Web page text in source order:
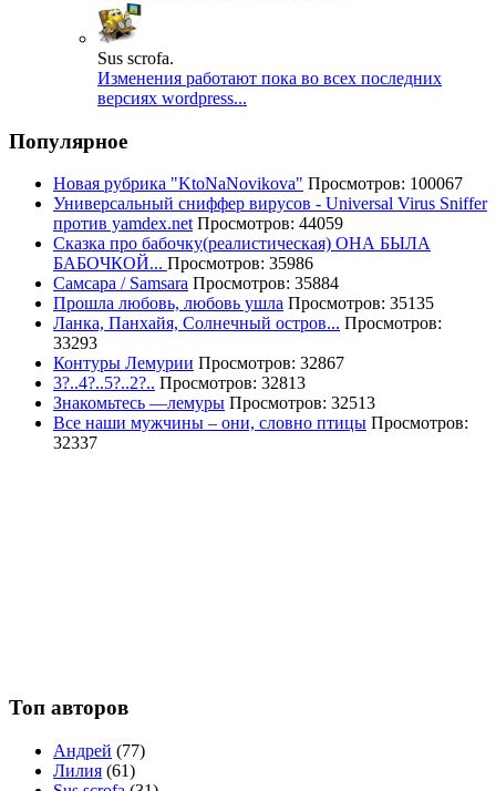
Sus scrofa.
Изменения работают пока во всех последних
версиях wordpress...
Популярное
Новая рубрика "KtoNaNovikova" Просмотров: 100067
Универсальный сниффер вирусов - Universal Virus Sniffer
против yamdex.net Просмотров: 44059
Сказка про бабочку(реалистическая) ОНА БЫЛА
БАБОЧКОЙ... Просмотров: 35986
Самсара / Samsara Просмотров: 35884
Прошла любовь, любовь ушла Просмотров: 35135
Ланка, Панхайя, Солнечный остров... Просмотров:
33293
Контуры Лемурии Просмотров: 32867
3?..4?..5?..2?.. Просмотров: 32813
Знакомьтесь —лемуры Просмотров: 32513
Все наши мужчины – они, словно птицы Просмотров:
32337
Топ авторов
Андрей (77)
Лилия (61)